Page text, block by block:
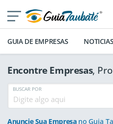
GUIA DE EMPRESAS NOTICIAS
Encontre Empresas,
BUSCAR POR
Anuncie Sua Empresano Guia